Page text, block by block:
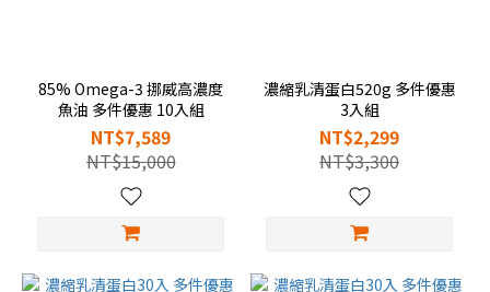
85% Omega-3 挪威高濃度
魚油 多件優惠 10入組
NT$7,589
NT$15,000
濃縮乳清蛋白520g 多件優惠
3入組
NT$2,299
NT$3,300